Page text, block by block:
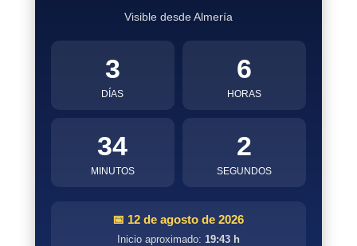
Visible desde Almería
3
DÍAS
6
HORAS
34
MINUTOS
1
SEGUNDOS
📅 12 de agosto de 2026
Inicio aproximado: 19:43 h